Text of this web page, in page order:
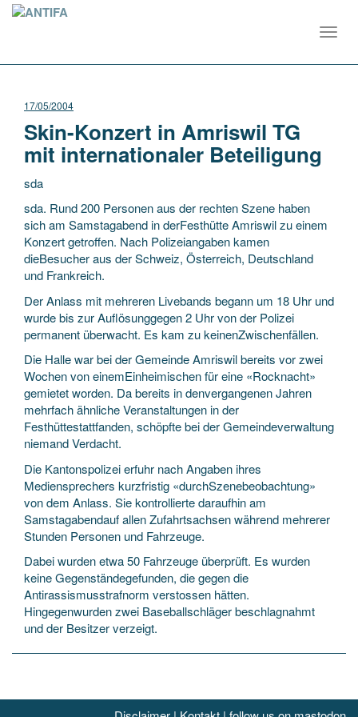
17/05/2004
Skin-Konzert in Amriswil TG
mit internationaler Beteiligung
sda
sda. Rund 200 Personen aus der rechten Szene haben
sich am Samstagabend in derFesthütte Amriswil zu einem
Konzert getroffen. Nach Polizeiangaben kamen
dieBesucher aus der Schweiz, Österreich, Deutschland
und Frankreich.
Der Anlass mit mehreren Livebands begann um 18 Uhr und
wurde bis zur Auflösunggegen 2 Uhr von der Polizei
permanent überwacht. Es kam zu keinenZwischenfällen.
Die Halle war bei der Gemeinde Amriswil bereits vor zwei
Wochen von einemEinheimischen für eine «Rocknacht»
gemietet worden. Da bereits in denvergangenen Jahren
mehrfach ähnliche Veranstaltungen in der
Festhüttestattfanden, schöpfte bei der Gemeindeverwaltung
niemand Verdacht.
Die Kantonspolizei erfuhr nach Angaben ihres
Mediensprechers kurzfristig «durchSzenebeobachtung»
von dem Anlass. Sie kontrollierte daraufhin am
Samstagabendauf allen Zufahrtsachsen während mehrerer
Stunden Personen und Fahrzeuge.
Dabei wurden etwa 50 Fahrzeuge überprüft. Es wurden
keine Gegenständegefunden, die gegen die
Antirassismusstrafnorm verstossen hätten.
Hingegenwurden zwei Baseballschläger beschlagnahmt
und der Besitzer verzeigt.